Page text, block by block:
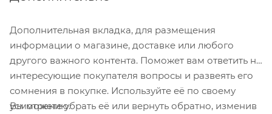
Дополнительная вкладка, для размещения
информации о магазине, доставке или любого
другого важного контента. Поможет вам ответить на
интересующие покупателя вопросы и развеять его
сомнения в покупке. Используйте её по своему
усмотрению.
Вы можете убрать её или вернуть обратно, изменив